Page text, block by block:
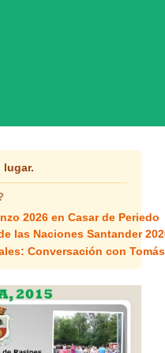
lugar.
2026 en Casar de Periedo
las Naciones Santander
Conversación con